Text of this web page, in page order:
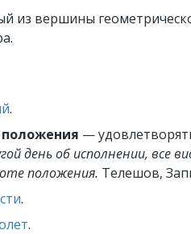
из вершины
.
положения —
день об исполнении, все
положения. Телешов,
.
.